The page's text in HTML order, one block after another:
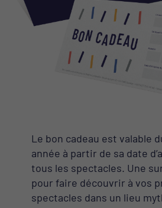
Le bon cadeau est valable
année à partir de sa date
tous les spectacles. Une
pour faire découvrir à vos
spectacles dans un lieu